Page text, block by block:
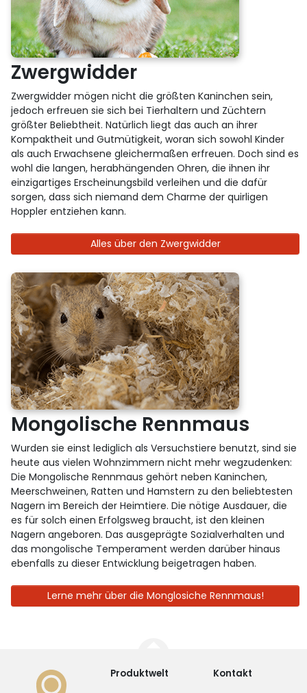
Zwergwidder
Zwergwidder mögen nicht die größten Kaninchen sein,
jedoch erfreuen sie sich bei Tierhaltern und Züchtern
größter Beliebtheit. Natürlich liegt das auch an ihrer
Kompaktheit und Gutmütigkeit, woran sich sowohl Kinder
als auch Erwachsene gleichermaßen erfreuen. Doch sind es
wohl die langen, herabhängenden Ohren, die ihnen ihr
einzigartiges Erscheinungsbild verleihen und die dafür
sorgen, dass sich niemand dem Charme der quirligen
Hoppler entziehen kann.
Alles über den Zwergwidder
Mongolische Rennmaus
Wurden sie einst lediglich als Versuchstiere benutzt, sind sie
heute aus vielen Wohnzimmern nicht mehr wegzudenken:
Die Mongolische Rennmaus gehört neben Kaninchen,
Meerschweinen, Ratten und Hamstern zu den beliebtesten
Nagern im Bereich der Heimtiere. Die nötige Ausdauer, die
es für solch einen Erfolgsweg braucht, ist den kleinen
Nagern angeboren. Das ausgeprägte Sozialverhalten und
das mongolische Temperament werden darüber hinaus
ebenfalls zu dieser Entwicklung beigetragen haben.
Lerne mehr über die Monglosiche Rennmaus!
Produktwelt Kontakt